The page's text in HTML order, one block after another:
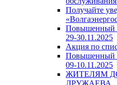
Получайте
Повышенный
29-30.11.2025
Акция по
Повышенный
09-10.11.2025
ЖИТЕЛЯМ